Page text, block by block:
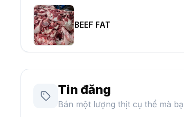
BEEF FAT
Tin đăng
Bán một lượng thịt cụ thể mà